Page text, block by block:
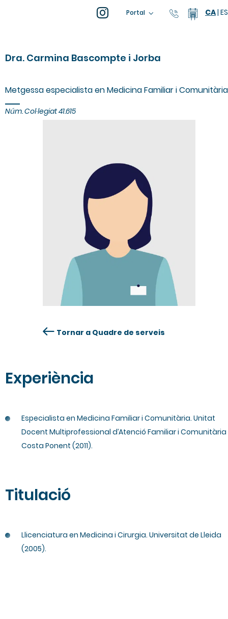
Portal 93 805 04
CA| ES
Dra. Carmina Bascompte i Jorba
Metgessa especialista en Medicina Familiar i Comunitària
Núm.Col·legiat41.615
Experiència
Especialista en Medicina Familiar i Comunitària. Unitat
Docent Multiprofessional d’Atenció Familiar i Comunitària
Costa Ponent (2011).
Titulació
Llicenciatura en Medicina i Cirurgia. Universitat de Lleida
(2005).
Tornar a Quadre de serveis